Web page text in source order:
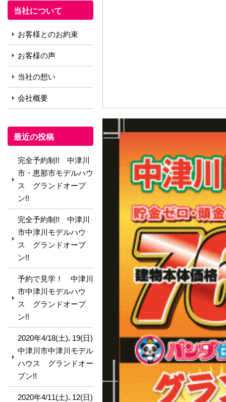
当社について
お客様とのお約束
お客様の声
当社の想い
会社概要
最近の投稿
完全予約制!! 中津川
市・恵那市モデルハウ
ス グランドオープ
ン!!
完全予約制!! 中津川
市中津川モデルハウ
ス グランドオープ
ン!!
予約で見学！ 中津川
市中津川モデルハウ
ス グランドオープ
ン!!
2020年4/18(土)､19(日)
中津川市中津川モデル
ハウス グランドオー
プン!!
2020年4/11(土)､12(日)